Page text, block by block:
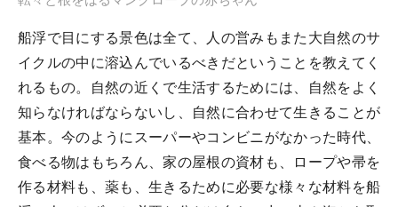
船浮で目にする景色は全て、人の営みもまた大自然のサ
イクルの中に溶込んでいるべきだということを教えてく
れるもの。自然の近くで生活するためには、自然をよく
知らなければならないし、自然に合わせて生きることが
基本。今のようにスーパーやコンビニがなかった時代、
食べる物はもちろん、家の屋根の資材も、ロープや帚を
作る材料も、薬も、生きるために必要な様々な材料を船